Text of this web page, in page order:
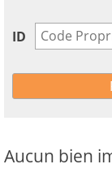
Aucun bien
IDtous
vos